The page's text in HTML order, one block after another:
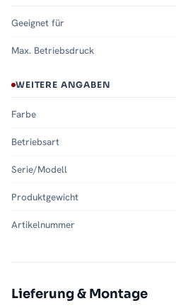
Geeignet für
Max. Betriebsdruck
WEITERE ANGABEN
Farbe
Betriebsart
Serie/Modell
Produktgewicht
Artikelnummer
Lieferung & Montage